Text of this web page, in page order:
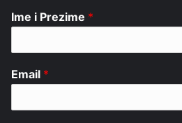
Ime i Prezime *
Email *